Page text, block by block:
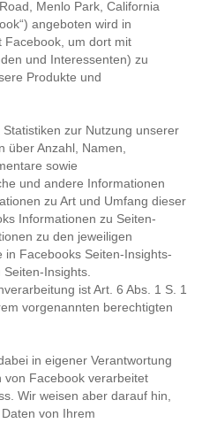
Menlo Park, California
angeboten wird in
Facebook, um dort mit
und Interessenten) zu
Produkte und
zur Nutzung unserer
über Anzahl, Namen,
sowie
und andere Informationen
zu Art und Umfang dieser
Informationen zu Seiten-
zu den jeweiligen
in Facebooks Seiten-Insights-
Seiten-Insights
ist Art. 6 Abs. 1 S. 1
vorgenannten berechtigten
in eigener Verantwortung
von Facebook verarbeitet
Wir weisen aber darauf hin,
von Ihrem